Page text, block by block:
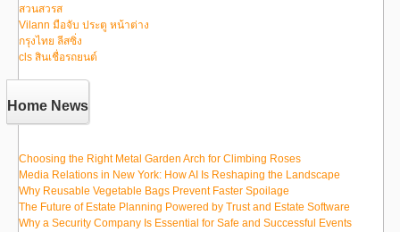
สวนสวรส
Vilann มือจับ ประตู หน้าต่าง
กรุงไทย ลีสซิ่ง
cls สินเชื่อรถยนต์
Home News
Choosing the Right Metal Garden Arch for Climbing Roses
Media Relations in New York: How AI Is Reshaping the Landscape
Why Reusable Vegetable Bags Prevent Faster Spoilage
The Future of Estate Planning Powered by Trust and Estate Software
Why a Security Company Is Essential for Safe and Successful Events